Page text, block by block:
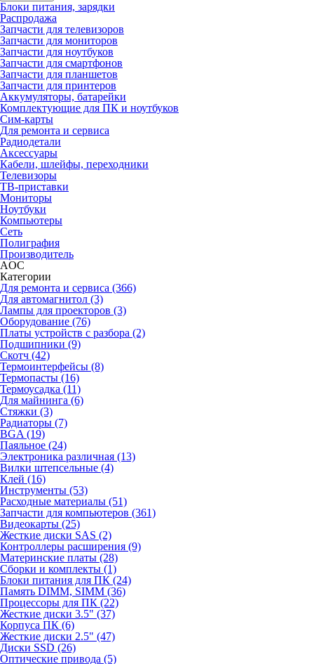
Блоки питания, зарядки
Распродажа
Запчасти для телевизоров
Запчасти для мониторов
Запчасти для ноутбуков
Запчасти для смартфонов
Запчасти для планшетов
Запчасти для принтеров
Аккумуляторы, батарейки
Комплектующие для ПК и ноутбуков
Сим-карты
Для ремонта и сервиса
Радиодетали
Аксессуары
Кабели, шлейфы, переходники
Телевизоры
ТВ-приставки
Мониторы
Ноутбуки
Компьютеры
Сеть
Полиграфия
Производитель
AOC
Категории
Для ремонта и сервиса (366)
Для автомагнитол (3)
Лампы для проекторов (3)
Оборудование (76)
Платы устройств с разбора (2)
Подшипники (9)
Скотч (42)
Термоинтерфейсы (8)
Термопасты (16)
Термоусадка (11)
Для майнинга (6)
Стяжки (3)
Радиаторы (7)
BGA (19)
Паяльное (24)
Электроника различная (13)
Вилки штепсельные (4)
Клей (16)
Инструменты (53)
Расходные материалы (51)
Запчасти для компьютеров (361)
Видеокарты (25)
Жесткие диски SAS (2)
Контроллеры расширения (9)
Материнские платы (28)
Сборки и комплекты (1)
Блоки питания для ПК (24)
Память DIMM, SIMM (36)
Процессоры для ПК (22)
Жесткие диски 3.5" (37)
Корпуса ПК (6)
Жесткие диски 2.5" (47)
Диски SSD (26)
Оптические привода (5)